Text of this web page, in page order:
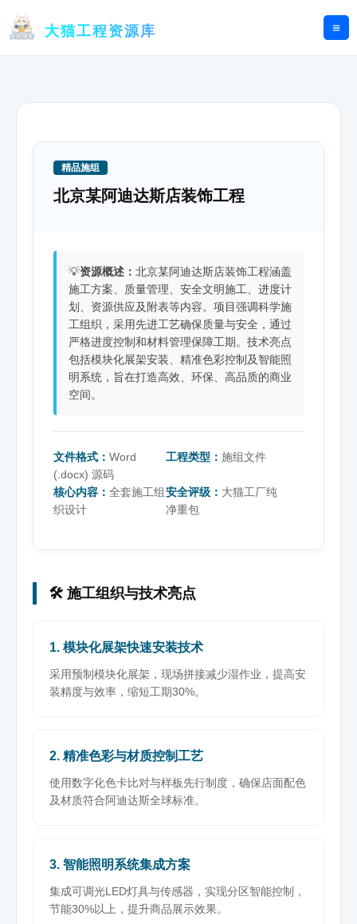
大猫工程资源库
精品施组
北京某阿迪达斯店装饰工程
💡资源概述： 北京某阿迪达斯店装饰工程涵盖
施工方案、质量管理、安全文明施工、进度计
划、资源供应及附表等内容。项目强调科学施
工组织，采用先进工艺确保质量与安全，通过
严格进度控制和材料管理保障工期。技术亮点
包括模块化展架安装、精准色彩控制及智能照
明系统，旨在打造高效、环保、高品质的商业
空间。
文件格式： Word
(.docx) 源码
工程类型：施组文件
核心内容： 全套施工组
织设计
安全评级： 大猫工厂纯
净重包
🛠️ 施工组织与技术亮点
1. 模块化展架快速安装技术
采用预制模块化展架，现场拼接减少湿作业，提高安
装精度与效率，缩短工期30%。
2. 精准色彩与材质控制工艺
使用数字化色卡比对与样板先行制度，确保店面配色
及材质符合阿迪达斯全球标准。
3. 智能照明系统集成方案
集成可调光LED灯具与传感器，实现分区智能控制，
节能30%以上，提升商品展示效果。